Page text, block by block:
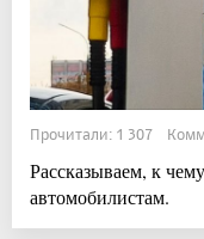
Прочитали: 1 307
Рассказываем, к
автомобилистам.